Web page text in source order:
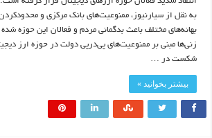
به نقل از سیارنیوز، ممنوعیت‌های بانک مرکزی و
بهانه‌های مختلف باعث بدگمانی مردم و فعالان این حوزه
زنی‌ها مبنی بر ممنوعیت‌های پی‌درپی دولت در حوزه ارز
شکست در …
بیشتر بخوانید »